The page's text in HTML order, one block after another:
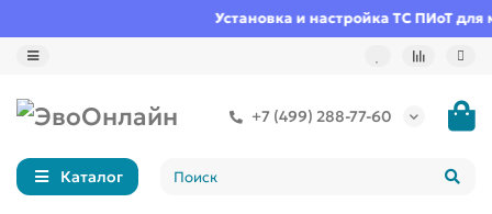
Установка и настройка ТС ПИоТ для
+7 (499) 288-77-60
Каталог